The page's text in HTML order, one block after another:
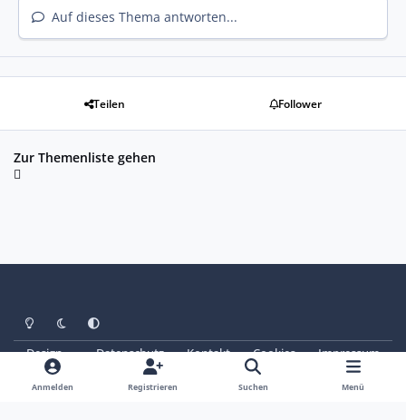
Auf dieses Thema antworten...
Teilen Follower
Zur Themenliste gehen
Heller ModusDunkler Modus
Systemeinstellung
Design Datenschutz Kontakt Cookies
Impressum
© Copyright 2025 - SAABoteure e. V.
Powered by Invision Community
Anmelden Registrieren Suchen Menü